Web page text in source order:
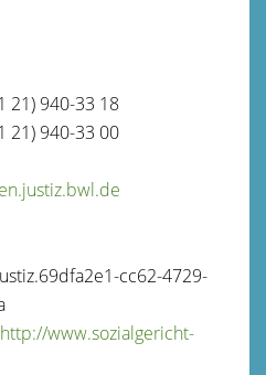
21) 940-33 18
21) 940-33 00
cc62-4729-
http://www.sozialgericht-